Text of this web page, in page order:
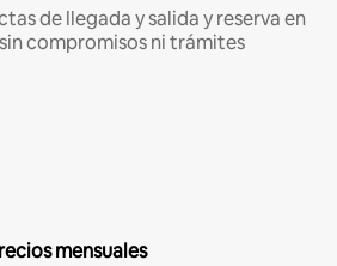
de llegada y salida y reserva en
compromisos ni trámites
mensuales